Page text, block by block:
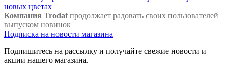
новых цветах
Компания Trodat продолжает радовать своих пользователей
выпуском новинок
Подписка на новости магазина
Подпишитесь на рассылку и получайте свежие новости и
акции нашего магазина.